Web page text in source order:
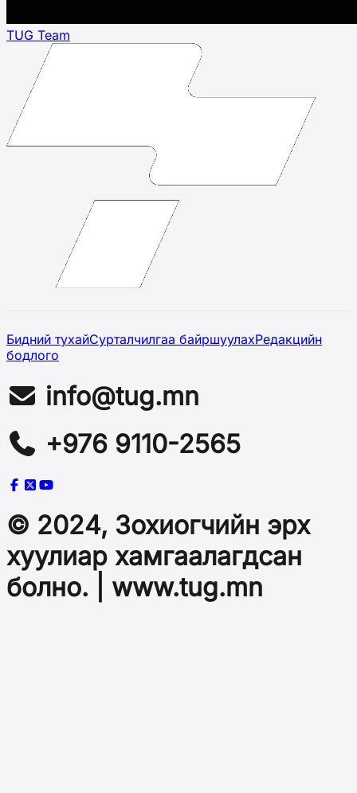
TUG Team
Бидний тухайСурталчилгаа байршуулахРедакцийн
бодлого
info@tug.mn
+976 9110-2565
© 2024, Зохиогчийн эрх
хуулиар хамгаалагдсан
болно. | www.tug.mn